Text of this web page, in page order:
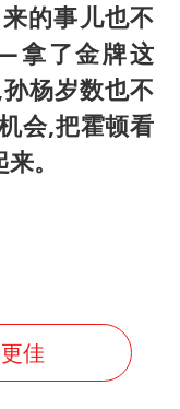
的事儿也不
拿了金牌这
杨岁数也不
会,把霍顿看
。
佳